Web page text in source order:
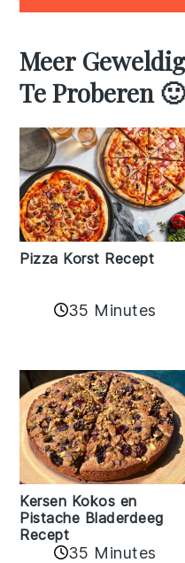
Meer
Te Proberen 🙂
Pizza Korst Recept
35 Minutes
Kersen Kokos en
Pistache Bladerdeeg
Recept
35 Minutes